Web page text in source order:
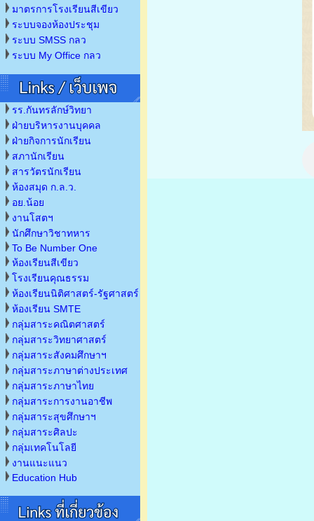
มาตรการโรงเรียนสีเขียว
ระบบจองห้องประชุม
ระบบ SMSS กลว
ระบบ My Office กลว
รร.กันทรลักษ์วิทยา
ฝ่ายบริหารงานบุคคล
ฝ่ายกิจการนักเรียน
สภานักเรียน
สารวัตรนักเรียน
ห้องสมุด ก.ล.ว.
อย.น้อย
งานโสตฯ
นักศึกษาวิชาทหาร
To Be Number One
ห้องเรียนสีเขียว
โรงเรียนคุณธรรม
ห้องเรียนนิติศาสตร์-รัฐศาสตร์
ห้องเรียน SMTE
กลุ่มสาระคณิตศาสตร์
กลุ่มสาระวิทยาศาสตร์
กลุ่มสาระสังคมศึกษาฯ
กลุ่มสาระภาษาต่างประเทศ
กลุ่มสาระภาษาไทย
กลุ่มสาระการงานอาชีพ
กลุ่มสาระสุขศึกษาฯ
กลุ่มสาระศิลปะ
กลุ่มเทคโนโลยี
งานแนะแนว
Education Hub